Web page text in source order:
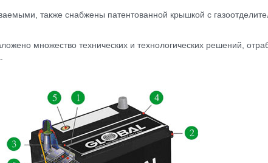
также снабжены патентованной крышкой с
множество технических и технологических решений,